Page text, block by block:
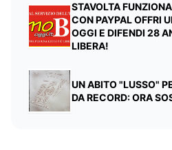
STAVOLTA
CON PAYPAL OFFRI
OGGI E DIFENDI 28
LIBERA!
UN ABITO "LUSSO"
DA RECORD: ORA